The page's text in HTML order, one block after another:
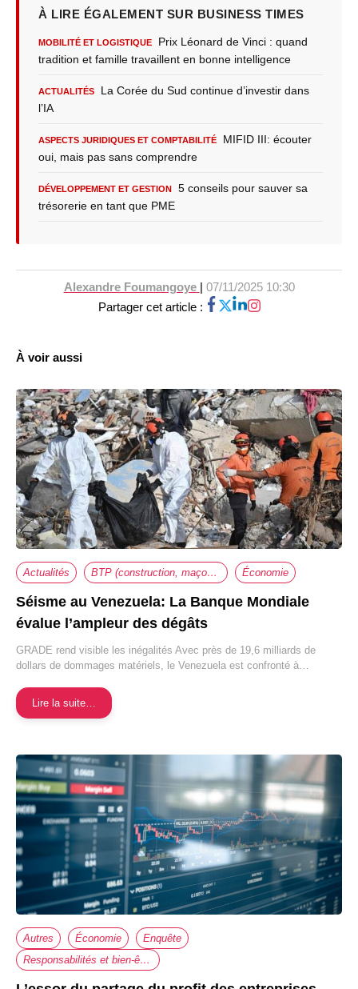
À LIRE ÉGALEMENT SUR BUSINESS TIMES
MOBILITÉ ET LOGISTIQUE
Prix Léonard de Vinci : quand
tradition et famille travaillent en bonne intelligence
ACTUALITÉS
La Corée du Sud continue d’investir dans
l’IA
ASPECTS JURIDIQUES ET COMPTABILITÉ
MIFID III: écouter
oui, mais pas sans comprendre
DÉVELOPPEMENT ET GESTION
5 conseils pour sauver sa
trésorerie en tant que PME
Alexandre Foumangoye | 07/11/2025 10:30
Partager cet article :
À voir aussi
Actualités BTP (construction, maçonnerie, travaux,...) Économie
Séisme au Venezuela: La Banque Mondiale
évalue l’ampleur des dégâts
GRADE rend visible les inégalités Avec près de 19,6 milliards de
dollars de dommages matériels, le Venezuela est confronté à…
Lire la suite…
Autres Économie
Enquête
Responsabilités et bien-être au travail